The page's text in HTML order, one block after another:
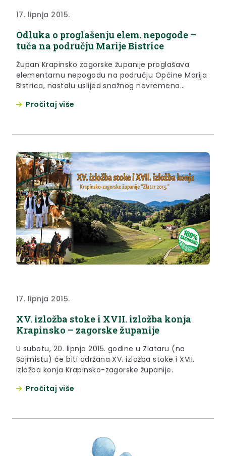
17. lipnja 2015.
Odluka o proglašenju elem. nepogode –
tuča na području Marije Bistrice
Župan Krapinsko zagorske županije proglašava
elementarnu nepogodu na području Općine Marija
Bistrica, nastalu uslijed snažnog nevremena
višegodišnjim nasadima vinograda i voćnjaka, te
Pročitaj više
17. lipnja 2015.
XV. izložba stoke i XVII. izložba konja
Krapinsko – zagorske županije
U subotu, 20. lipnja 2015. godine u Zlataru (na
Sajmištu) će biti održana XV. izložba stoke i XVII.
izložba konja Krapinsko-zagorske županije.
Pročitaj više